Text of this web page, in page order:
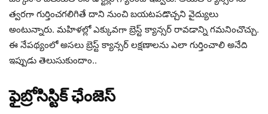
త్వరగా గుర్తించగలిగితే దాని నుంచి బయటపడొచ్చని వైద్యులు
అంటున్నారు. మహిళల్లో ఎక్కువగా బ్రెస్ట్ క్యాన్సర్ రావడాన్ని గమనించొచ్చు.
ఈ నేపథ్యంలో అసలు బ్రెస్ట్ క్యాన్సర్ లక్షణాలను ఎలా గుర్తించాలి అనేది
ఇప్పుడు తెలుసుకుందాం..
ఫైబ్రోసిస్టిక్ ఛేంజెస్